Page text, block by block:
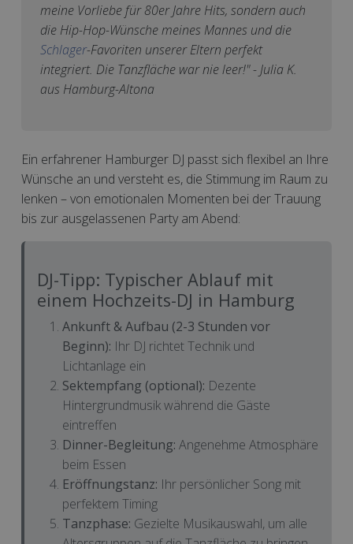
meine Vorliebe für 80er Jahre Hits, sondern auch
die Hip-Hop-Wünsche meines Mannes und die
Schlager-Favoriten unserer Eltern perfekt
integriert. Die Tanzfläche war nie leer!" - Julia K.
aus Hamburg-Altona
Ein erfahrener Hamburger DJ passt sich flexibel an Ihre
Wünsche an und versteht es, die Stimmung im Raum zu
lenken – von emotionalen Momenten bei der Trauung
bis zur ausgelassenen Party am Abend:
DJ-Tipp: Typischer Ablauf mit
einem Hochzeits-DJ in Hamburg
Ankunft & Aufbau (2-3 Stunden vor
Beginn): Ihr DJ richtet Technik und
Lichtanlage ein
Sektempfang (optional): Dezente
Hintergrundmusik während die Gäste
eintreffen
Dinner-Begleitung: Angenehme Atmosphäre
beim Essen
Eröffnungstanz: Ihr persönlicher Song mit
perfektem Timing
Tanzphase: Gezielte Musikauswahl, um alle